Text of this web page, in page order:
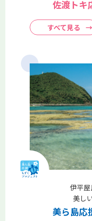
を通じて広く組合員に向け
やさいの楽校
ンター 「落
目を開催しま
5月17日（日）、「やさい
供給センター」1回目を開
落花生について学び、す
ら種を植えました。 この
ら落花生（おおまさり）
することで、ユニークな
び、産地や産品をより深
います。
2026.06.05
いばらきコープ
コープながの
コ
佐渡トキ
すべて見る →
伊平屋
美し
美ら島応